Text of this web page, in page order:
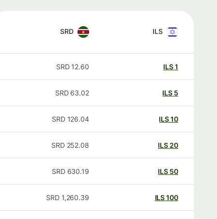
ILS
SRD
ILS
12.60
SRD
ILS
63.02
SRD
ILS
126.04
SRD
20
ILS
252.08
SRD
50
ILS
630.19
SRD
100
ILS
1,260.39
SRD